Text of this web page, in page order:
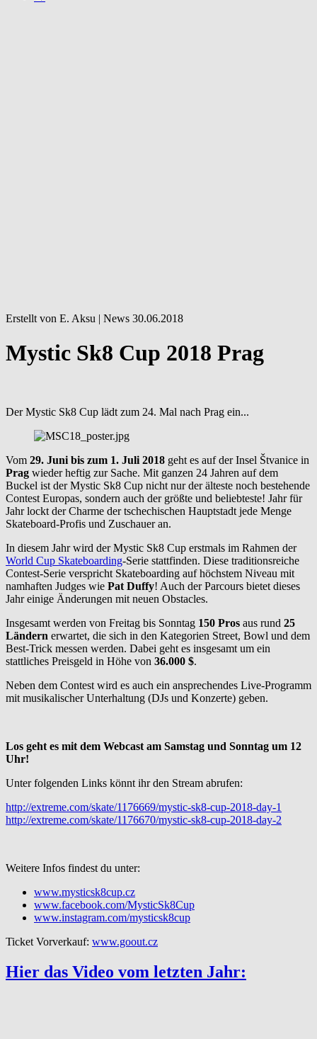
Erstellt von E. Aksu | News 30.06.2018
Mystic Sk8 Cup 2018 Prag
Der Mystic Sk8 Cup lädt zum 24. Mal nach Prag ein...
Vom 29. Juni bis zum 1. Juli 2018 geht es auf der Insel Štvanice in
Prag wieder heftig zur Sache. Mit ganzen 24 Jahren auf dem
Buckel ist der Mystic Sk8 Cup nicht nur der älteste noch bestehende
Contest Europas, sondern auch der größte und beliebteste! Jahr für
Jahr lockt der Charme der tschechischen Hauptstadt jede Menge
Skateboard-Profis und Zuschauer an.
In diesem Jahr wird der Mystic Sk8 Cup erstmals im Rahmen der
World Cup Skateboarding-Serie stattfinden. Diese traditionsreiche
Contest-Serie verspricht Skateboarding auf höchstem Niveau mit
namhaften Judges wie Pat Duffy! Auch der Parcours bietet dieses
Jahr einige Änderungen mit neuen Obstacles.
Insgesamt werden von Freitag bis Sonntag 150 Pros aus rund 25
Ländern erwartet, die sich in den Kategorien Street, Bowl und dem
Best-Trick messen werden. Dabei geht es insgesamt um ein
stattliches Preisgeld in Höhe von 36.000 $.
Neben dem Contest wird es auch ein ansprechendes Live-Programm
mit musikalischer Unterhaltung (DJs und Konzerte) geben.
Los geht es mit dem Webcast am Samstag und Sonntag um 12
Uhr!
Unter folgenden Links könnt ihr den Stream abrufen:
http://extreme.com/skate/1176669/mystic-sk8-cup-2018-day-1
http://extreme.com/skate/1176670/mystic-sk8-cup-2018-day-2
Weitere Infos findest du unter:
www.mysticsk8cup.cz
www.facebook.com/MysticSk8Cup
www.instagram.com/mysticsk8cup
Ticket Vorverkauf: www.goout.cz
Hier das Video vom letzten Jahr: